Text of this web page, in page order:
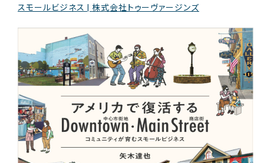
スモールビジネス | 株式会社トゥーヴァージンズ